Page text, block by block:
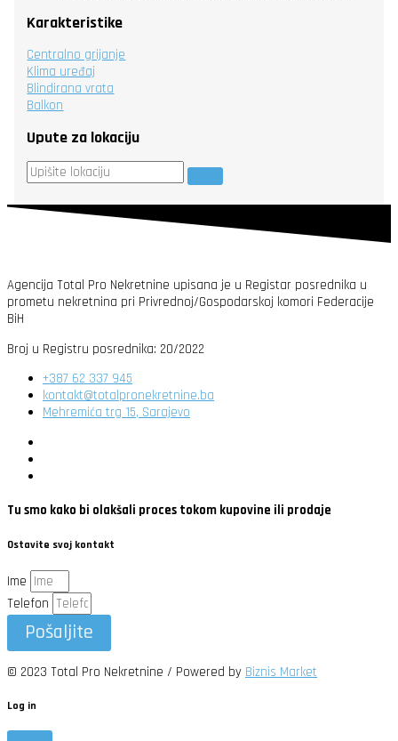
Karakteristike
Centralno grijanje
Klima uređaj
Blindirana vrata
Balkon
Upute za lokaciju
Agencija Total Pro Nekretnine upisana je u Registar posrednika u
prometu nekretnina pri Privrednoj/Gospodarskoj komori Federacije
BiH
Broj u Registru posrednika: 20/2022
+387 62 337 945
kontakt@totalpronekretnine.ba
Mehremića trg 15, Sarajevo
Tu smo kako bi olakšali proces tokom kupovine ili prodaje
Ostavite svoj kontakt
Ime
Telefon
Pošaljite
© 2023 Total Pro Nekretnine / Powered by Biznis Market
Log in